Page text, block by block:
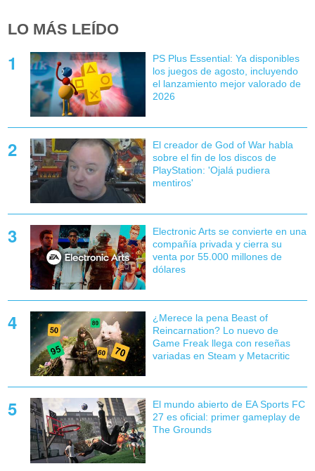
LO MÁS LEÍDO
PS Plus Essential: Ya disponibles
los juegos de agosto, incluyendo
el lanzamiento mejor valorado de
2026
El creador de God of War habla
sobre el fin de los discos de
PlayStation: 'Ojalá pudiera
mentiros'
Electronic Arts se convierte en una
compañía privada y cierra su
venta por 55.000 millones de
dólares
¿Merece la pena Beast of
Reincarnation? Lo nuevo de
Game Freak llega con reseñas
variadas en Steam y Metacritic
El mundo abierto de EA Sports FC
27 es oficial: primer gameplay de
The Grounds